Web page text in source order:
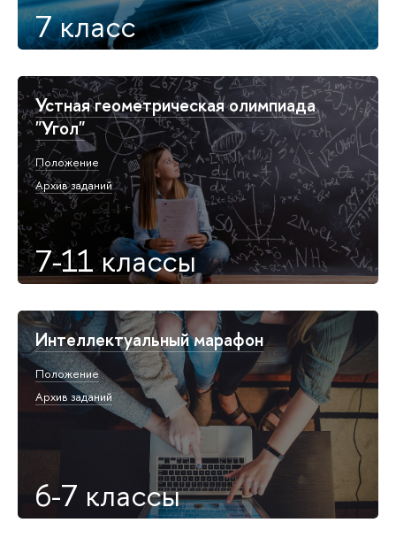
7 класс
Устная геометрическая олимпиада
"Угол"
Положение
Архив заданий
7-11 классы
Интеллектуальный марафон
Положение
Архив заданий
6-7 классы